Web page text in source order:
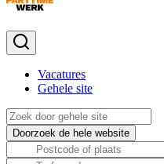
Vacatures
Gehele site